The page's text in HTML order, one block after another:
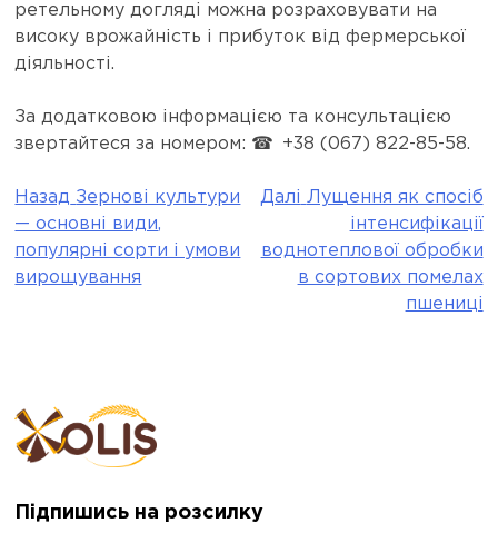
ретельному догляді можна розраховувати на
високу врожайність і прибуток від фермерської
діяльності.
За додатковою інформацією та консультацією
звертайтеся за номером: ☎ +38 (067) 822-85-58.
Post
navigation
Назад Зернові культури
— основні види,
популярні сорти і умови
вирощування
Далі Лущення як спосіб
інтенсифікації
воднотеплової обробки
в сортових помелах
пшениці
Підпишись на розсилку